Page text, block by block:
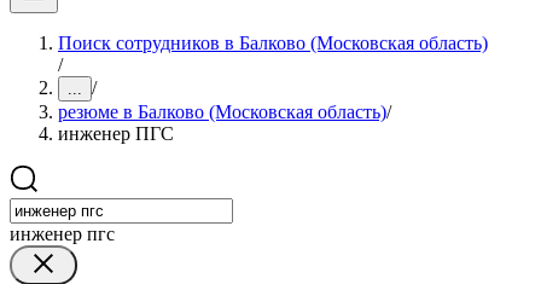
Поиск сотрудников в Балково (Московская область)
/
... /
резюме в Балково (Московская область)/
инженер ПГС
инженер пгс